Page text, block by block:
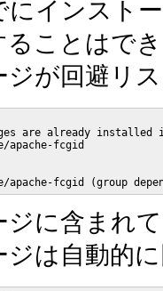
インスト
ることはで
が回避リ
are already
apache-fcgid
apache-fcgid (group
ジに含まれ
ジは自動的